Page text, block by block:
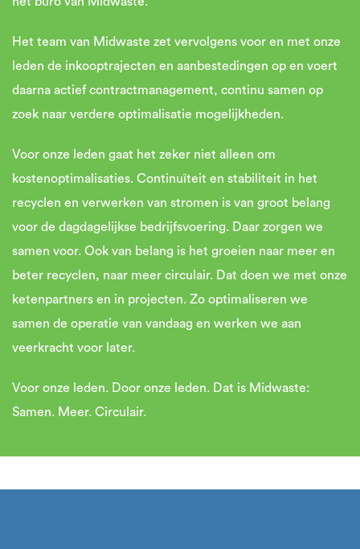
Het team van Midwaste zet vervolgens voor en met onze
leden de inkooptrajecten en aanbestedingen op en voert
daarna actief contractmanagement, continu samen op
zoek naar verdere optimalisatie mogelijkheden.
Voor onze leden gaat het zeker niet alleen om
kostenoptimalisaties. Continuïteit en stabiliteit in het
recyclen en verwerken van stromen is van groot belang
voor de dagdagelijkse bedrijfsvoering. Daar zorgen we
samen voor. Ook van belang is het groeien naar meer en
beter recyclen, naar meer circulair. Dat doen we met onze
ketenpartners en in projecten. Zo optimaliseren we
samen de operatie van vandaag en werken we aan
veerkracht voor later.
Voor onze leden. Door onze leden. Dat is Midwaste:
Samen. Meer. Circulair.